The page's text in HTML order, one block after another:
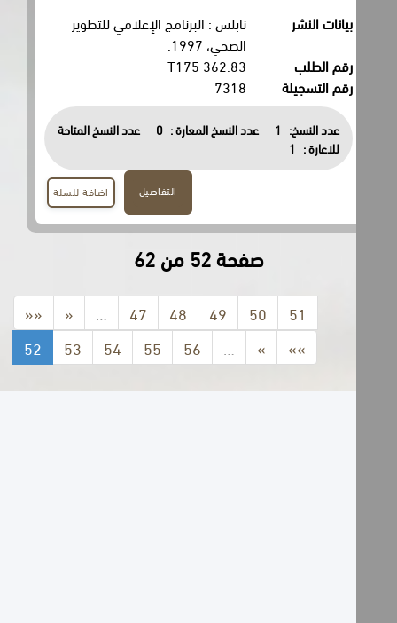
بيانات النشر
نابلس : البرنامج الإعلامي للتطوير
الصحي، 1997.
رقم الطلب
362.83 T175
رقم التسجيلة
7318
عدد النسخ: 1 عدد النسخ المعارة : 0
عدد النسخ المتاحة
للاعارة :
1
اضافة للسلة
صفحة 52 من 62
«« … 47 48 49 50
52
53 54 55 … »